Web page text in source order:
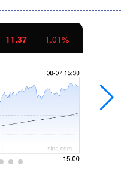
11.37 1.01%